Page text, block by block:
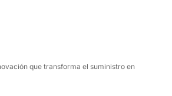
que transforma el suministro en